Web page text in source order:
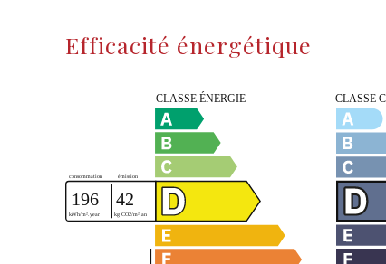
Efficacité énergétique